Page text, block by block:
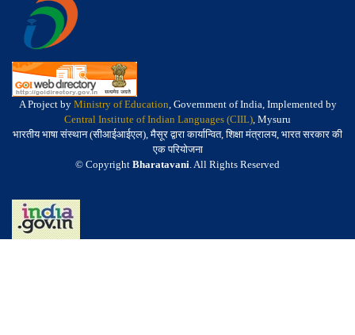
A Project by Ministry of Education, Government of India, Implemented by
Central Institute of Indian Languages (CIIL), Mysuru
भारतीय भाषा संस्थान (सीआईआईएल), मैसूर द्वारा कार्यान्वित, शिक्षा मंत्रालय, भारत सरकार की
एक परियोजना
© Copyright Bharatavani. All Rights Reserved